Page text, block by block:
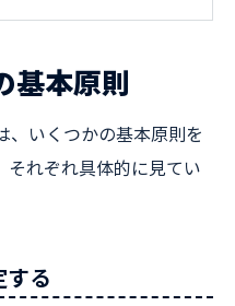
基本原則
、いくつかの基本原則を
それぞれ具体的に見てい
る